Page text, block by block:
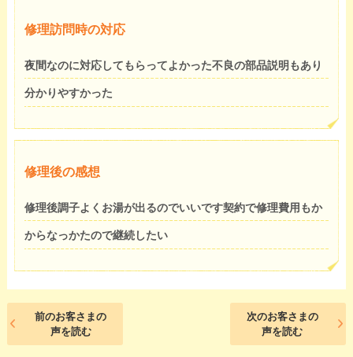
修理訪問時の対応
夜間なのに対応してもらってよかった不良の部品説明もあり
分かりやすかった
修理後の感想
修理後調子よくお湯が出るのでいいです契約で修理費用もか
からなっかたので継続したい
前のお客さまの
声を読む
次のお客さまの
声を読む